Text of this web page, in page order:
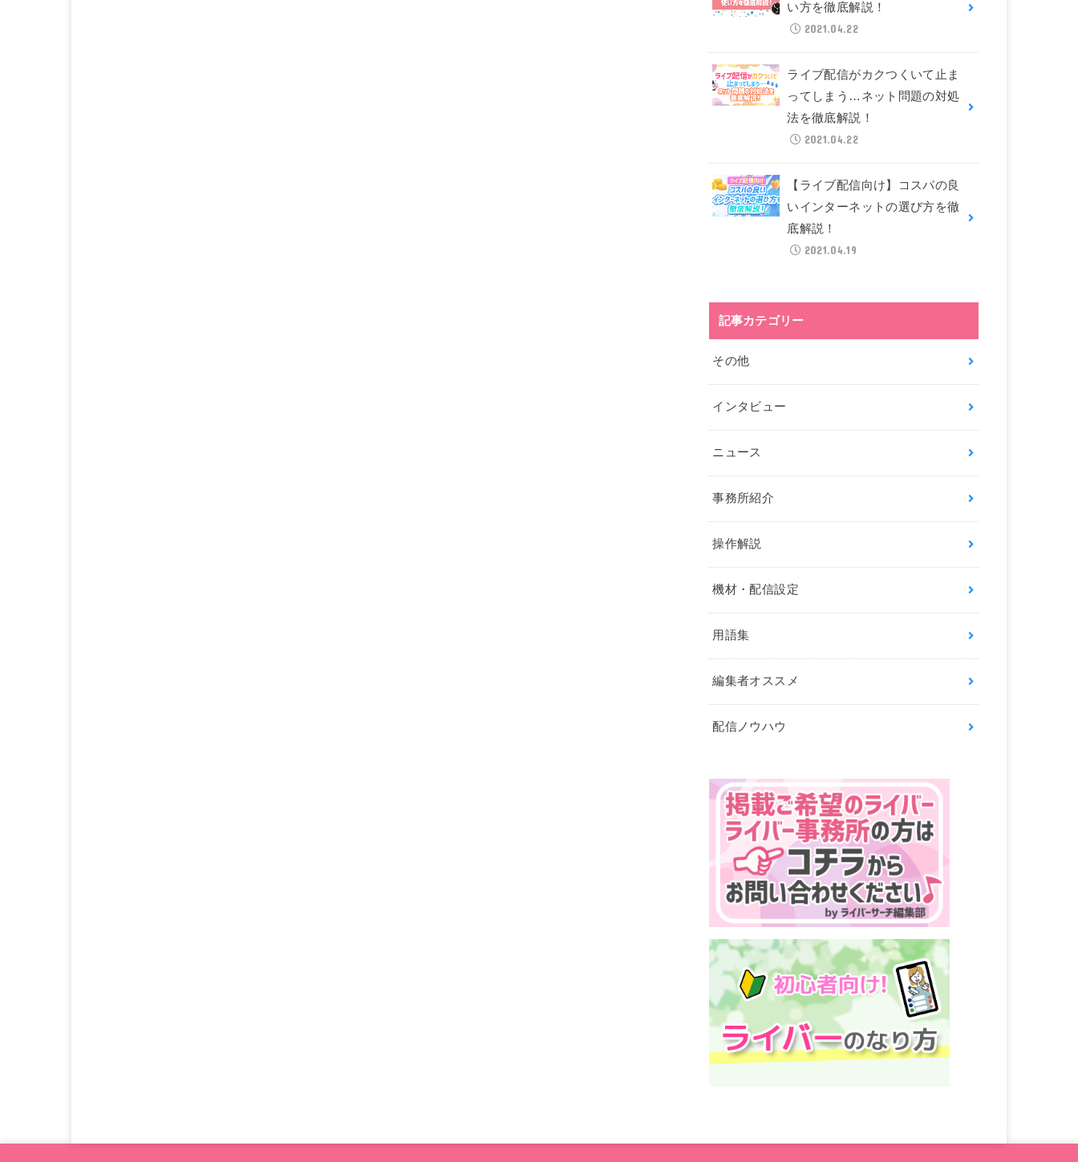
い方を徹底解説！
2021.04.22
ライブ配信がカクつくいて止ま
ってしまう…ネット問題の対処
法を徹底解説！
2021.04.22
【ライブ配信向け】コスパの良
いインターネットの選び方を徹
底解説！
2021.04.19
記事カテゴリー
その他
インタビュー
ニュース
事務所紹介
操作解説
機材・配信設定
用語集
編集者オススメ
配信ノウハウ